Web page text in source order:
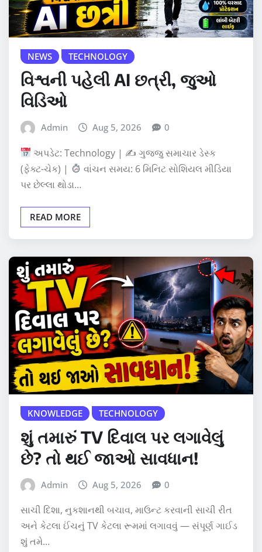
NEWS TECHNOLOGY
વિશ્વની પહેલી AI છત્રી, જુઓ
વિડિઓ
Admin Aug 5, 2026 0
અપડેટ: Technology | ✍ ગુજ્જુ સમાચાર ડેસ્ક
(ફેક્ટ-ચેક) |
વાંચન સમય: 6 મિનિટ સોશિયલ મીડિયા
પર છેલ્લા થોડા…
READ MORE
KNOWLEDGE TECHNOLOGY
શું તમારું TV દિવાલ પર લગાવેલું
છે? તો થઈ જાઓ સાવધાન!
Admin Aug 5, 2026 0
સાચી દિશા, નુકશાનથી બચાવ, માઉન્ટ કરવાની સાચી રીત
અને કેટલા ઈંચનું TV કેટલા રૂમમાં લગાવવું — સંપૂર્ણ ગાઈડ
શું તમે…